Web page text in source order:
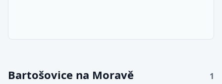
Bartošovice na Moravě 1